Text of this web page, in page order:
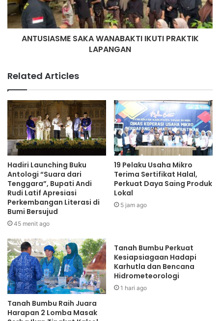
ANTUSIASME SAKA WANABAKTI IKUTI PRAKTIK
LAPANGAN
Related Articles
Hadiri Launching Buku
Antologi “Suara dari
Tenggara”, Bupati Andi
Rudi Latif Apresiasi
Perkembangan Literasi di
Bumi Bersujud
45 menit ago
19 Pelaku Usaha Mikro
Terima Sertifikat Halal,
Perkuat Daya Saing Produk
Lokal
5 jam ago
Tanah Bumbu Raih Juara
Harapan 2 Lomba Masak
Tanah Bumbu Perkuat
Kesiapsiagaan Hadapi
Karhutla dan Bencana
Hidrometeorologi
1 hari ago